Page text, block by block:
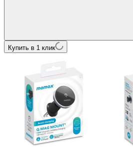
Купить в 1 клик